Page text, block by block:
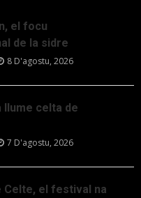
el focu
de la sidre
8 D'agostu, 2026
llume celta de
7 D'agostu, 2026
Celte, el festival na